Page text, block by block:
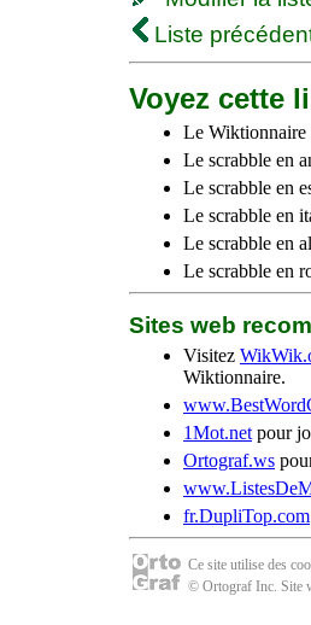
Liste
Voyez cette
Le Wiktionnaire
Le scrabble en
Le scrabble en
Le scrabble en
Le scrabble en
Le scrabble en
Sites web
Visitez
Wiktionnaire.
1Mot.net pour
Ortograf.ws
fr.DupliTop.com
Ce site utilise des
© Ortograf Inc. Site